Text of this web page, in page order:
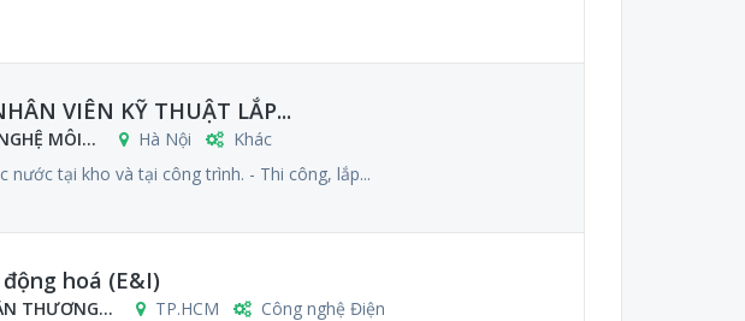
VIÊN KỸ THUẬT LẮP...
MÔI... Hà Nội
Khác
nước tại kho và tại công trình. - Thi công, lắp...
hoá (E&I)
THƯƠNG... TP.HCM
Công nghệ Điện